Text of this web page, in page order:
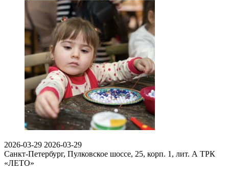
2026-03-29 2026-03-29
Санкт-Петербург, Пулковское шоссе, 25, корп. 1, лит. А ТРК
«ЛЕТО»